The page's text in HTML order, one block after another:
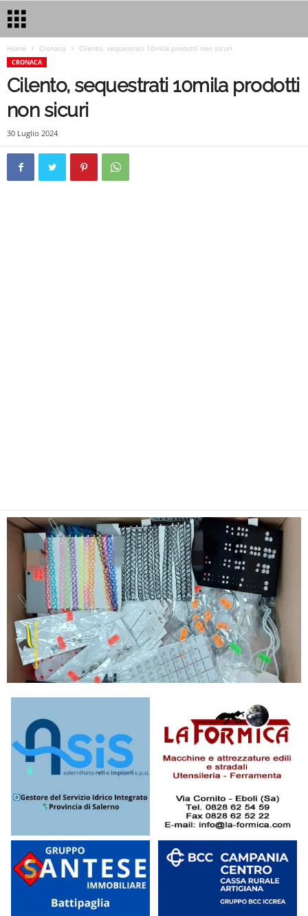
Home Cronaca Cilento, sequestrati 10mila prodotti non sicuri
CRONACA
Cilento, sequestrati 10mila prodotti
non sicuri
30 Luglio 2024